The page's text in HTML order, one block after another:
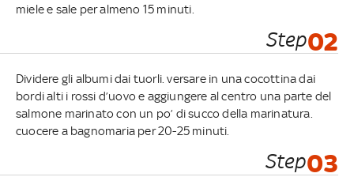
miele e sale per almeno 15 minuti.
Step02
Dividere gli albumi dai tuorli. versare in una cocottina dai
bordi alti i rossi d’uovo e aggiungere al centro una parte del
salmone marinato con un po’ di succo della marinatura.
cuocere a bagnomaria per 20-25 minuti.
Step03